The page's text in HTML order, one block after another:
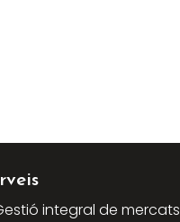
integral de mercats